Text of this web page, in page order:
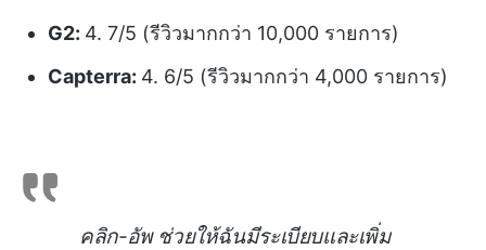
G2: 4. 7/5 (รีวิวมากกว่า 10,000 รายการ)
Capterra: 4. 6/5 (รีวิวมากกว่า 4,000 รายการ)
คลิก-อัพ ช่วยให้ฉันมีระเบียบและเพิ่ม